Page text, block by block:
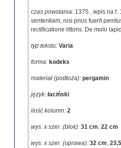
czas powstania: 1375 , wpis na f.
sententiam, nisi prius fuerit
rectificatione littoris. De molo
typ tekstu: Varia
forma: kodeks
materiał (podłoża): pergamin
język: łaciński
ilość kolumn: 2
wys. x szer. (blok): 31 cm, 22 cm
wys. x szer. (oprawa): 32 cm,